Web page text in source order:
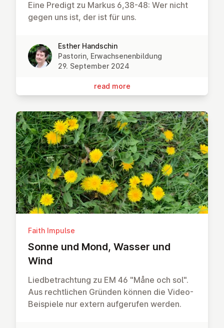
Eine Predigt zu Markus 6,38-48: Wer nicht
gegen uns ist, der ist für uns.
Esther Handschin
Pastorin, Erwachsenenbildung
29. September 2024
read more
Faith Impulse
Sonne und Mond, Wasser und
Wind
Liedbetrachtung zu EM 46 "Måne och sol".
Aus rechtlichen Gründen können die Video-
Beispiele nur extern aufgerufen werden.